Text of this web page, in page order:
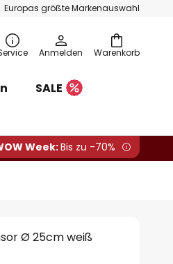
Europas größte Markenauswahl
Warenkorb
Anmelden
SALE
Week:Bis zu -70%
Ø 25cm weiß